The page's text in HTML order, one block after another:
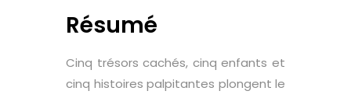
Résumé
Cinq trésors cachés, cinq enfants et
cinq histoires palpitantes plongent le